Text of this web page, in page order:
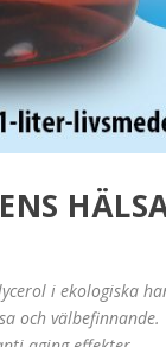
i ekologiska
och